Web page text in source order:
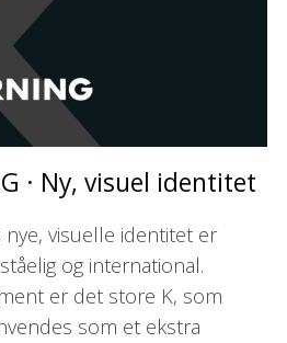
· Ny, visuel identitet
nye, visuelle identitet er
og international.
er det store K, som
som et ekstra